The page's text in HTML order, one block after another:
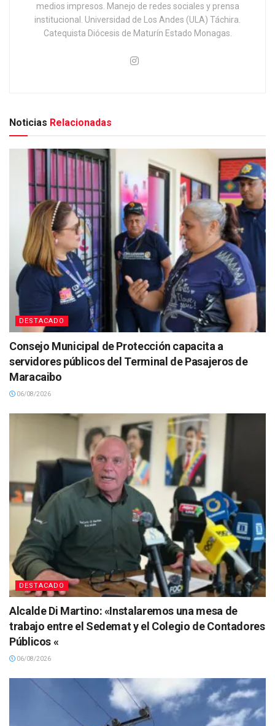
medios impresos. Manejo de redes sociales y prensa
institucional. Universidad de Los Andes (ULA) Táchira.
Catequista Diócesis de Maturín Estado Monagas.
Noticias Relacionadas
DESTACADO
Consejo Municipal de Protección capacita a
servidores públicos del Terminal de Pasajeros de
Maracaibo
06/08/2026
DESTACADO
Alcalde Di Martino: «Instalaremos una mesa de
trabajo entre el Sedemat y el Colegio de Contadores
Públicos «
06/08/2026